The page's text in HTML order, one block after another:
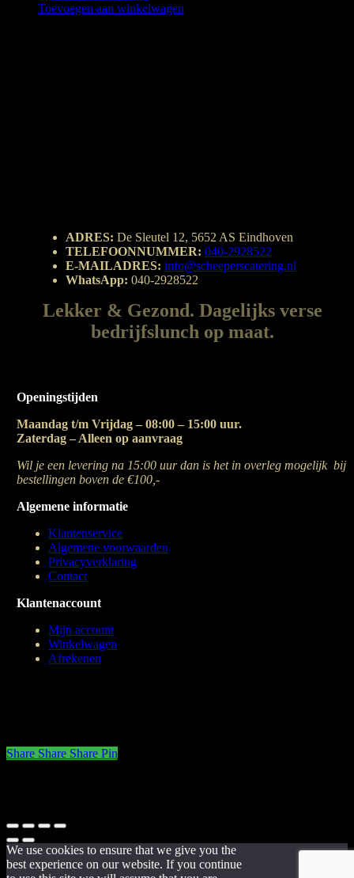
Toevoegen aan winkelwagen
ADRES: De Sleutel 12, 5652 AS Eindhoven
TELEFOONNUMMER: 040-2928522
E-MAILADRES: info@scheeperscatering.nl
WhatsApp: 040-2928522
Lekker & Gezond. Dagelijks verse
bedrijfslunch op maat.
Openingstijden
Maandag t/m Vrijdag – 08:00 – 15:00 uur.
Zaterdag – Alleen op aanvraag
Wil je een levering na 15:00 uur dan is het in overleg mogelijk bij
bestellingen boven de €100,-
Algemene informatie
Klantenservice
Algemene voorwaarden
Privacyverklaring
Contact
Klantenaccount
Mijn account
Winkelwagen
Afrekenen
Share Share Share Pin
We use cookies to ensure that we give you the
best experience on our website. If you continue